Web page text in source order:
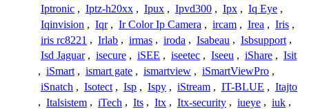
Iptronic , Iptz-h20xx , Ipux , Ipvd300 , Ipx , Iq Eye ,
Iqinvision , Iqr , Ir Color Ip Camera , ircam , Irea , Iris ,
iris rc8221 , Irlab , irmas , iroda , Isabeau , Isbsupport ,
Isd Jaguar , isecure , iSEE , iseetec , Iseeu , iShare , Isit
, iSmart , ismart gate , ismartview , iSmartViewPro ,
iSnatch , Isotect , Isp , Ispy , iStream , IT-BLUE , Itajto
, Italsistem , iTech , Its , Itx , Itx-security , iueye , iuk ,